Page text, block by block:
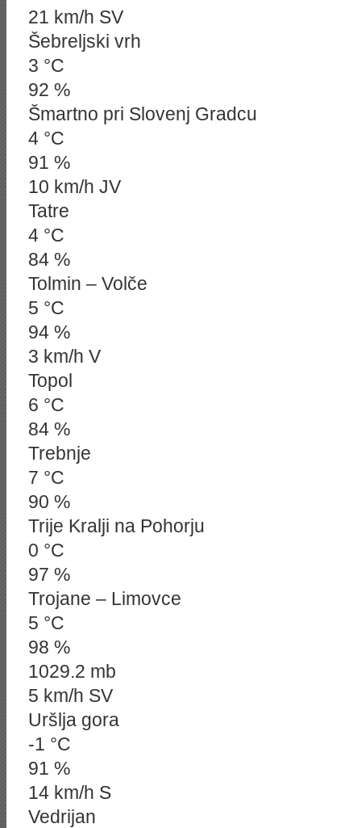
21 km/h SV
Šebreljski vrh
3 °C
92 %
Šmartno pri Slovenj Gradcu
4 °C
91 %
10 km/h JV
Tatre
4 °C
84 %
Tolmin – Volče
5 °C
94 %
3 km/h V
Topol
6 °C
84 %
Trebnje
7 °C
90 %
Trije Kralji na Pohorju
0 °C
97 %
Trojane – Limovce
5 °C
98 %
1029.2 mb
5 km/h SV
Uršlja gora
-1 °C
91 %
14 km/h S
Vedrijan